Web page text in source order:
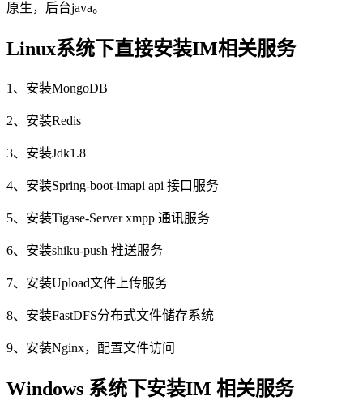
原生，后台java。
Linux系统下直接安装IM相关服务
1、安装MongoDB
2、安装Redis
3、安装Jdk1.8
4、安装Spring-boot-imapi api 接口服务
5、安装Tigase-Server xmpp 通讯服务
6、安装shiku-push 推送服务
7、安装Upload文件上传服务
8、安装FastDFS分布式文件储存系统
9、安装Nginx，配置文件访问
Windows 系统下安装IM 相关服务